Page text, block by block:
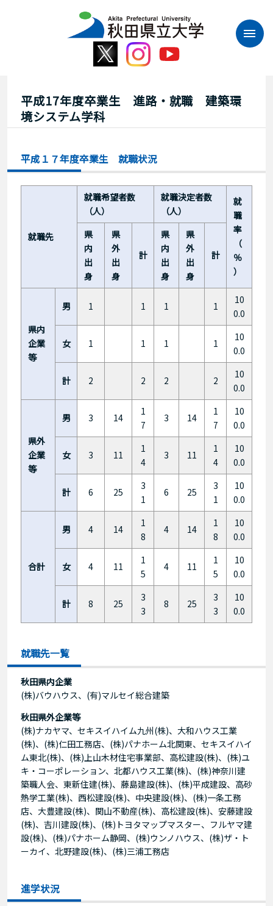
平成17年度卒業生 進路・就職 建築環
境システム学科
平成１７年度卒業生 就職状況
就職先
就職希望者数
（人）
就職決定者数
（人）
就
職
率
（
％
）
県
内
出
身
県
外
出
身
計
県
内
出
身
県
外
出
身
計
県内
企業
等
男 1 1 1 1
10
0.0
女 1 1 1 1
10
0.0
計 2 2 2 2
10
0.0
県外
企業
等
男 3 14
1
7
3 14
1
7
10
0.0
女 3 11
1
4
3 11
1
4
10
0.0
計 6 25
3
1
6 25
3
1
10
0.0
合計
男 4 14
1
8
4 14
1
8
10
0.0
女 4 11
1
5
4 11
1
5
10
0.0
計 8 25
3
3
8 25
3
3
10
0.0
就職先一覧
秋田県内企業
(株)バウハウス、(有)マルセイ総合建築
秋田県外企業等
(株)ナカヤマ、セキスイハイム九州(株)、大和ハウス工業
(株)、(株)仁田工務店、(株)パナホーム北関東、セキスイハイ
ム東北(株)、(株)上山木材住宅事業部、高松建設(株)、(株)ユ
キ・コーポレーション、北都ハウス工業(株)、(株)神奈川建
築職人会、東新住建(株)、藤島建設(株)、(株)平成建設、高砂
熱学工業(株)、西松建設(株)、中央建設(株)、(株)一条工務
店、大豊建設(株)、関山不動産(株)、高松建設(株)、安藤建設
(株)、吉川建設(株)、(株)トヨタマップマスター、フルヤマ建
設(株)、(株)パナホーム静岡、(株)ウンノハウス、(株)ザ・ト
ーカイ、北野建設(株)、(株)三浦工務店
進学状況